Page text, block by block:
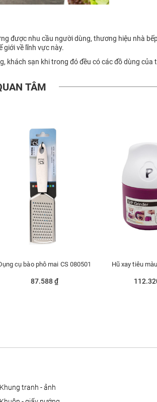
được nhu cầu người dùng, thương hiệu nhà
về lĩnh vực này.
khách sạn khi trong đó đều có các đồ dùng của
TÂM
cụ bào phô mai CS 080501
87.588 ₫
Hũ xay tiêu
khung tranh - ảnh